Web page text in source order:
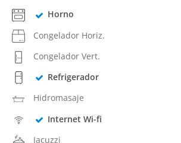
Horno
Congelador Horiz.
Congelador Vert.
Refrigerador
Hidromasaje
Internet Wi-fi
Jacuzzi